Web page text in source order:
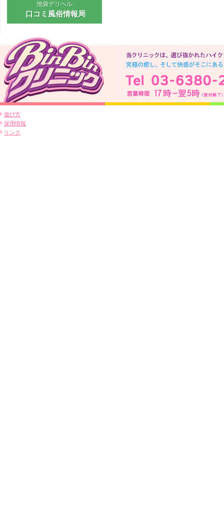
池袋デリヘル
口コミ風俗情報局
遊び方
採用情報
リンク